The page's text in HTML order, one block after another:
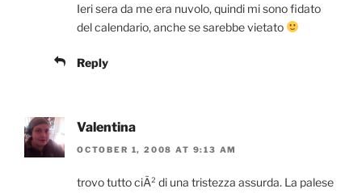
Ieri sera da me era nuvolo, quindi mi sono fidato
del calendario, anche se sarebbe vietato
Reply
Valentina
OCTOBER 1, 2008 AT 9:13 AM
trovo tutto ciÃ² di una tristezza assurda. La palese